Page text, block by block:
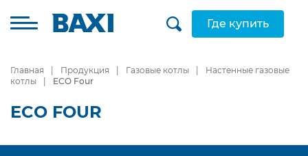
Где купить
Главная Продукция Газовые котлы
Настенные газовые
котлы
ECO Four
ECO FOUR